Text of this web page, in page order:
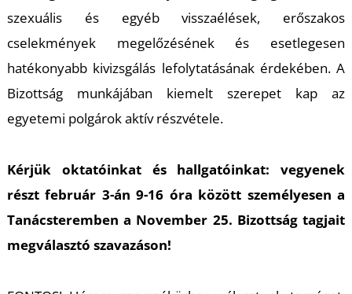
szexuális és egyéb visszaélések, erőszakos
cselekmények megelőzésének és esetlegesen
hatékonyabb kivizsgálás lefolytatásának érdekében. A
Bizottság munkájában kiemelt szerepet kap az
egyetemi polgárok aktív részvétele.
Kérjük oktatóinkat és hallgatóinkat: vegyenek
részt február 3-án 9-16 óra között személyesen a
Tanácsteremben a November 25. Bizottság tagjait
megválasztó szavazáson!